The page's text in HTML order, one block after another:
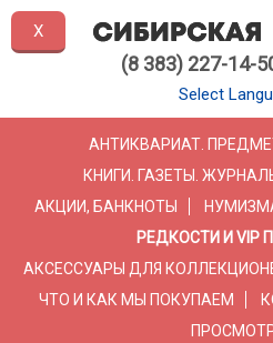
(8 383) 227-14-
Select
АНТИКВАРИАТ.
КНИГИ. ГАЗЕТЫ.
АКЦИИ, БАНКНОТЫ
РЕДКОСТИ И VIP
АКСЕССУАРЫ ДЛЯ
ЧТО И КАК МЫ ПОКУПАЕМ
X